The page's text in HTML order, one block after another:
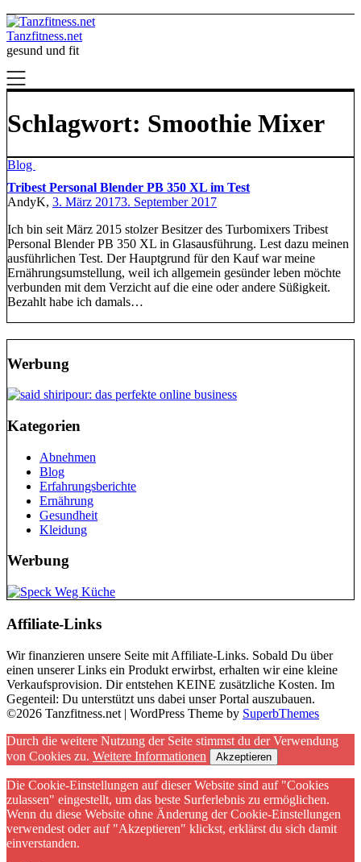
Tanzfitness.net
gesund und fit
Schlagwort: Smoothie Mixer
Blog
Tribest Personal Blender PB 350 XL im Test
AndyK, 3. März 20173. September 2017
Ich bin seit März 2015 stolzer Besitzer des Turbomixers Tribest
Personal Blender PB 350 XL in Glasausführung. Lest dazu meinen
ausführlichen Test. Der Hauptgrund für den Kauf war meine
Ernährungsumstellung, weil ich allgemein gesünder leben möchte
verbunden mit dem Verzicht auf die eine oder andere Süßigkeit.
Bezahlt habe ich damals…
Werbung
Kategorien
Abnehmen
Blog
Erfahrungsberichte
Ernährung
Gesundheit
Kleidung
Werbung
Affiliate-Links
Wir finanzieren unsere Seite mit Affiliate-Links. Sobald Du über
einen unserer Links ein Produkt erwirbst, erhalten wir eine kleine
Verkaufsprovision. Dir entstehen KEINE zusätzliche Kosten. Im
Gegenteil: Du unterstützt uns dabei unser Portal auszubauen.
©2026 Tanzfitness.net | WordPress Theme by SuperbThemes
Durch die weitere Nutzung der Seite stimmst du der Verwendung
von Cookies zu. Weitere Informationen Akzeptieren
Die Cookie-Einstellungen auf dieser Website sind auf "Cookies
zulassen" eingestellt, um das beste Surferlebnis zu ermöglichen.
Wenn du diese Website ohne Änderung der Cookie-Einstellungen
verwendest oder auf "Akzeptieren" klickst, erklärst du sich damit
einverstanden.